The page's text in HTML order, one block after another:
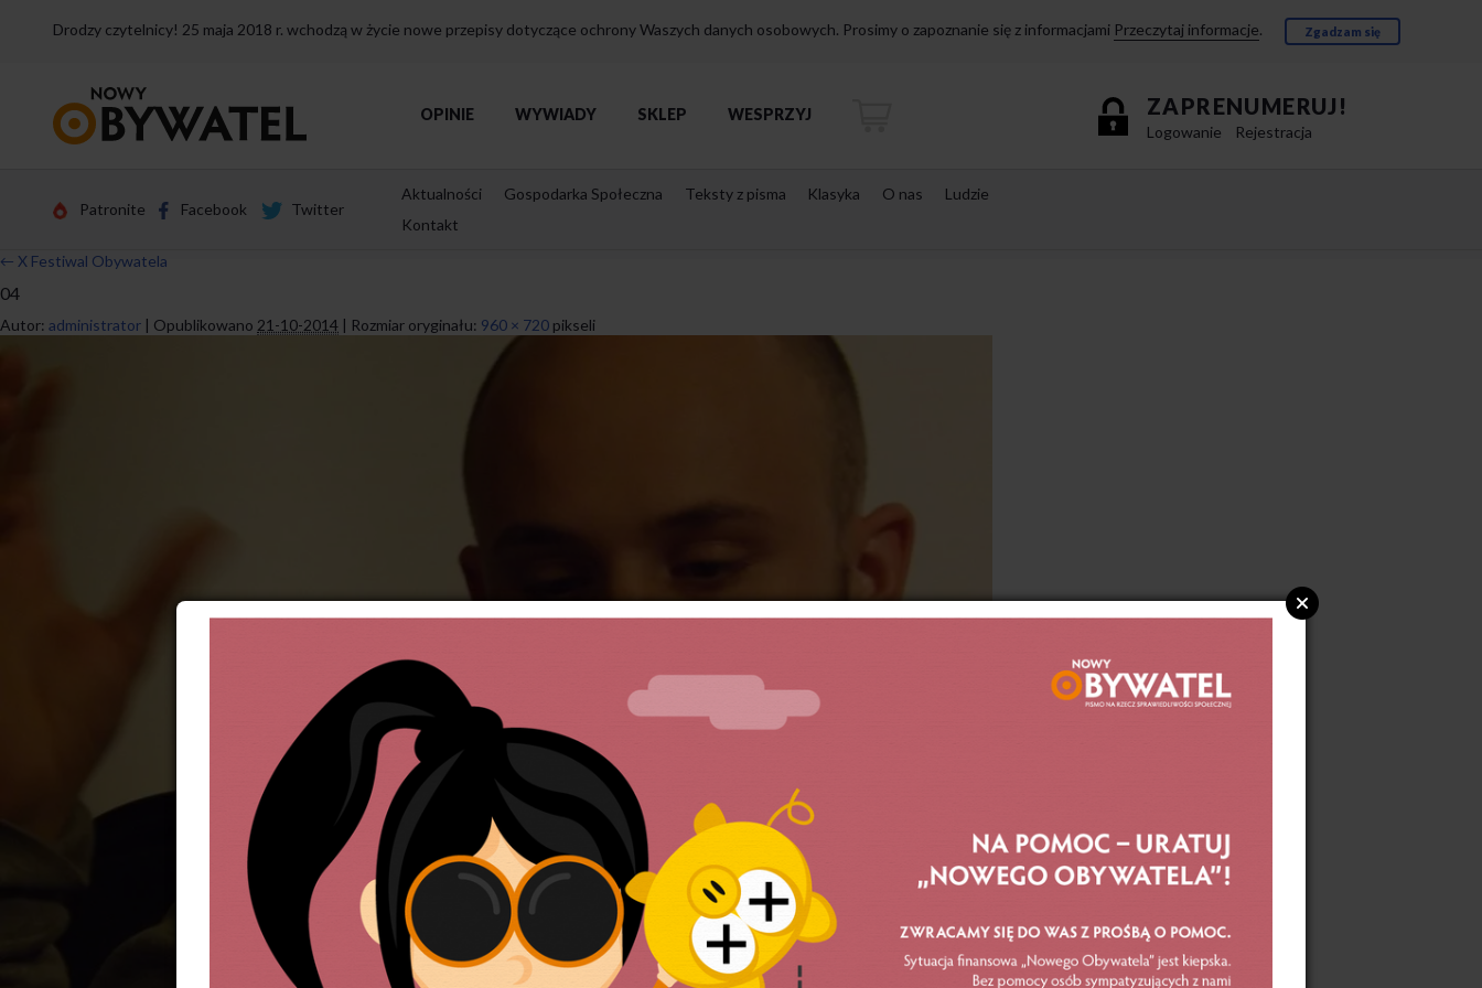
Drodzy czytelnicy! 25 maja 2018 r. wchodzą w życie nowe przepisy dotyczące ochrony Waszych danych osobowych. Prosimy o zapoznanie się z informacjami Przeczytaj informacje. Zgadzam się
strony
ZAPRENUMERUJ!
Logowanie Rejestracja
OPINIE WYWIADY SKLEP WESPRZYJ
Patronite Facebook Twitter
Aktualności Gospodarka Społeczna Teksty z pisma Klasyka O nas
Ludzie
Kontakt
← X Festiwal Obywatela
04
Autor: administrator | Opublikowano 21-10-2014 | Rozmiar oryginału: 960 × 720 pikseli